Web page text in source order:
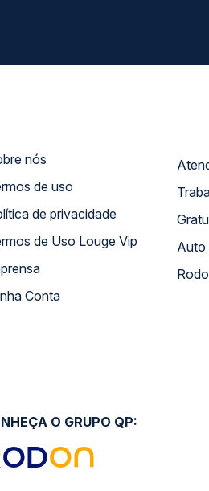
nós
Termos de uso
Política de privacidade
Termos de Uso Louge Vip
Minha Conta
O GRUPO QP: